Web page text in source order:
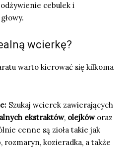
cebulek i
wcierkę?
warto kierować się kilkoma
Szukaj wcierek zawierających
ekstraktów, olejkóworaz
cenne są zioła takie jak
rozmaryn, kozieradka, a także